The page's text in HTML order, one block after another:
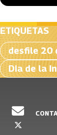
ETIQUETAS
desfile 20
Dia de la